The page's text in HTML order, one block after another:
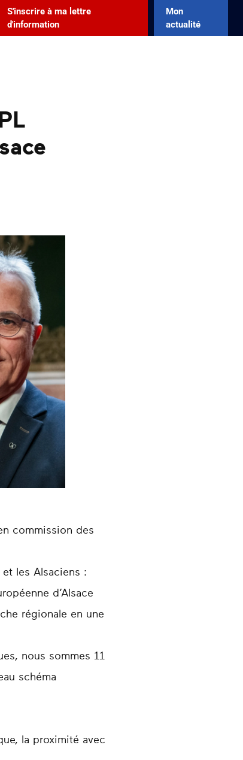
S'inscrire à ma lettre
d'information
Mon
actualité
commission des
les Alsaciens :
d’Alsace
régionale en une
nous sommes 11
schéma
la proximité avec